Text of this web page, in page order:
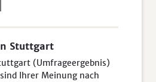
Stuttgart
(Umfrageergebnis)
Ihrer Meinung nach